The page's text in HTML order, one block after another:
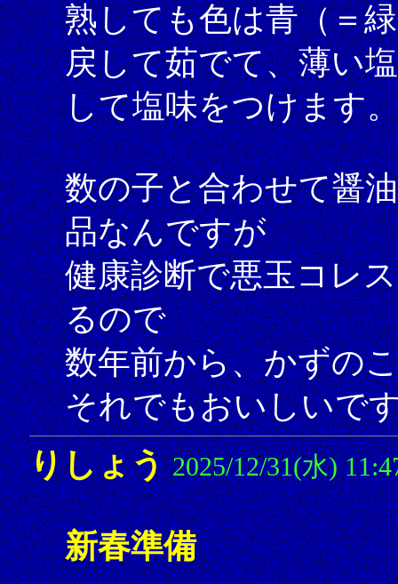
熟しても色は青（＝
戻して茹でて、薄い
して塩味をつけます
数の子と合わせて醤
品なんですが
健康診断で悪玉コレ
るので
数年前から、かずの
それでもおいしいで
りしょう 2025/12/31(水)
新春準備